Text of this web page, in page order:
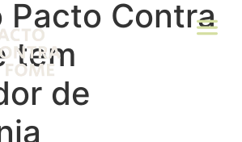
de ferramentas
Pacto Contra
tem
de